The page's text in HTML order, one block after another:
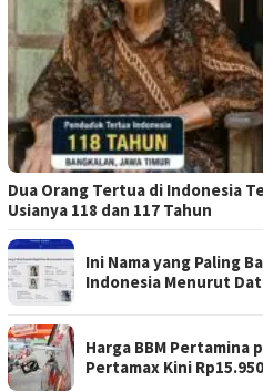
Dua Orang Tertua di Indonesia
Usianya 118 dan 117 Tahun
Ini Nama yang Paling
Indonesia Menurut
Harga BBM Pertamina
Pertamax Kini